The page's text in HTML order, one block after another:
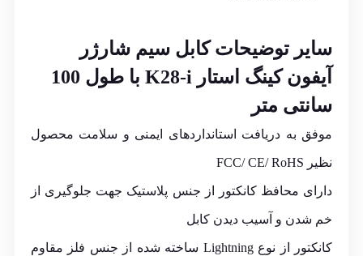
سایر توضیحاتکابل سیم شارژر
آیفون کینگ استار K28-i با طول 100
سانتی متر
موفق به دریافت استانداردهای ایمنی و سلامت محصول
نظیر FCC/ CE/ RoHS
دارای محافظ کانکتور از جنس پلاستیک جهت جلوگیری از
خم شدن و آسیب دیدن کابل
کانکتور از نوع Lightning ساخته شده از جنس فلز مقاوم